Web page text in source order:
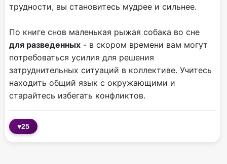
трудности, вы становитесь мудрее и сильнее.
По книге снов маленькая рыжая собака во сне
для разведенных - в скором времени вам могут
потребоваться усилия для решения
затруднительных ситуаций в коллективе. Учитесь
находить общий язык с окружающими и
старайтесь избегать конфликтов.
♥25